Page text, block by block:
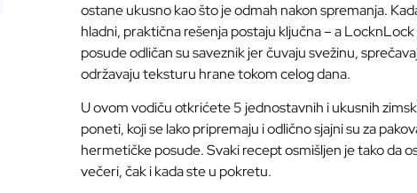
ostane ukusno kao što je odmah nakon spremanja.
hladni, praktična rešenja postaju ključna – a
posude odličan su saveznik jer čuvaju svežinu,
održavaju teksturu hrane tokom celog dana.
U ovom vodiču otkrićete 5 jednostavnih i ukusnih
poneti, koji se lako pripremaju i odlično sjajni su za
hermetičke posude. Svaki recept osmišljen je tako da
večeri, čak i kada ste u pokretu.